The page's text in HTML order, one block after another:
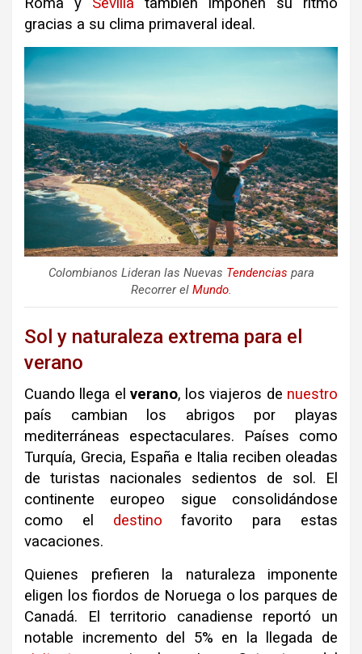
Roma y Sevilla también imponen su ritmo
gracias a su clima primaveral ideal.
Colombianos Lideran las Nuevas Tendencias para
Recorrer el Mundo.
Sol y naturaleza extrema para el
verano
Cuando llega el verano, los viajeros de nuestro
país cambian los abrigos por playas
mediterráneas espectaculares. Países como
Turquía, Grecia, España e Italia reciben oleadas
de turistas nacionales sedientos de sol . El
continente europeo sigue consolidándose
como el destino favorito para estas
vacaciones.
Quienes prefieren la naturaleza imponente
eligen los fiordos de Noruega o los parques de
Canadá.
El territorio canadiense reportó un
notable incremento del 5% en la llegada de